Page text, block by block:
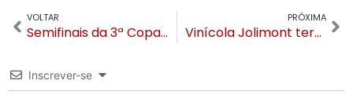
VOLTAR
Semifinais da 3ª Copa Gramado Laghetto acontecem na tarde desta segunda
PRÓXIMA
Vinícola Jolimont terá open de vinhos e espumantes na Confraria SG Gramado
Inscrever-se